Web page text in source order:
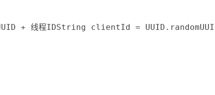
UUID + 线程IDString clientId =